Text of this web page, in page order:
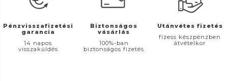
Pénzvisszafizetési
garancia
14 napos
visszaküldés
Biztonságos
vásárlás
100%-ban
biztonságos fizetés
Utánvétes fizetés
fizess készpénzben
átvételkor